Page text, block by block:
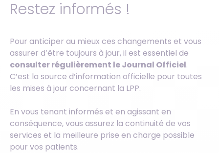
Restez informés !
Pour anticiper au mieux ces changements et vous
assurer d’être toujours à jour, il est essentiel de
consulter régulièrement le Journal Officiel.
C’est la source d’information officielle pour toutes
les mises à jour concernant la LPP.
En vous tenant informés et en agissant en
conséquence, vous assurez la continuité de vos
services et la meilleure prise en charge possible
pour vos patients.